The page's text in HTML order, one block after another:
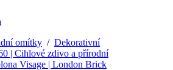
omítky / Dekorativní
| Cihlové zdivo a přírodní
Visage | London Brick